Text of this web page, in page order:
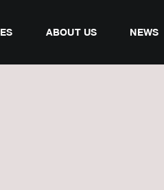
ABOUT US NEWS